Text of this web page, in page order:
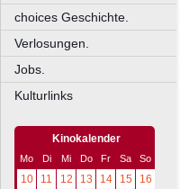
choices Geschichte.
Verlosungen.
Jobs.
Kulturlinks
Kinokalender
Mo Di Mi Do Fr Sa So
10 11 12 13 14 15
16